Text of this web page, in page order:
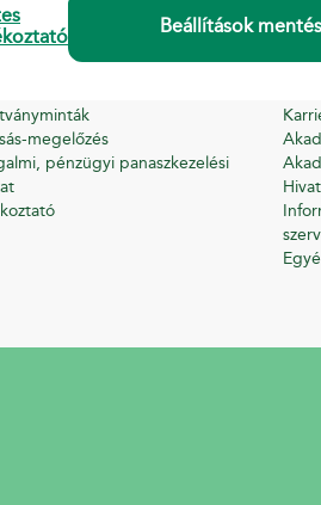
Beállítások
Szerződési Feltételek
megelőzés
pénzügyi panaszkezelési